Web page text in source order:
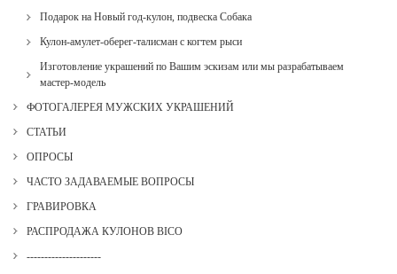
Подарок на Новый год-кулон, подвеска Собака
Кулон-амулет-оберег-талисман с когтем рыси
Изготовление украшений по Вашим эскизам или мы разрабатываем
мастер-модель
ФОТОГАЛЕРЕЯ МУЖСКИХ УКРАШЕНИЙ
СТАТЬИ
ОПРОСЫ
ЧАСТО ЗАДАВАЕМЫЕ ВОПРОСЫ
ГРАВИРОВКА
РАСПРОДАЖА КУЛОНОВ BICO
---------------------